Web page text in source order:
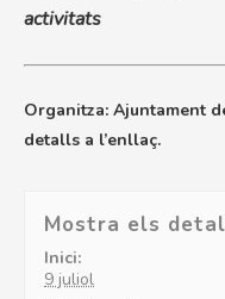
activitats
Organitza: Ajuntament
detalls a l’enllaç.
Mostra els
Inici:
9 juliol